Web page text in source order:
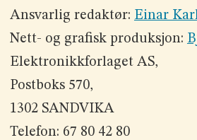
Ansvarlig redaktør: Einar
Nett- og grafisk produksjon:
Elektronikkforlaget AS,
Postboks 570,
1302 SANDVIKA
Telefon: 67 80 42 80